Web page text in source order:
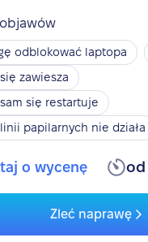
odblokować laptopa
zawiesza
się restartuje
papilarnych nie działa
o wycenę od
Zleć naprawę